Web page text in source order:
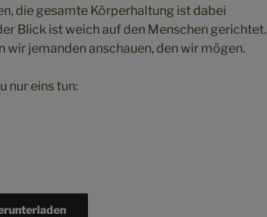
die gesamte Körperhaltung ist dabei
Blick ist weich auf den Menschen gerichtet.
wir jemanden anschauen, den wir mögen.
nur eins tun: